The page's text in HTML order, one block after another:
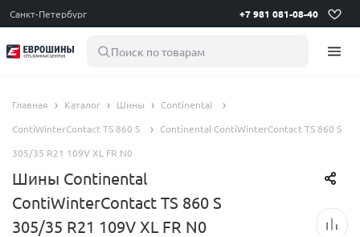
Санкт-Петербург +7 981 081-08-40
Поиск по товарам
Главная Каталог Шины
Continental
ContiWinterContact TS 860 S
Continental ContiWinterContact TS 860 S
305/35 R21 109V XL FR N0
Шины Continental
ContiWinterContact TS 860 S
305/35 R21 109V XL FR N0